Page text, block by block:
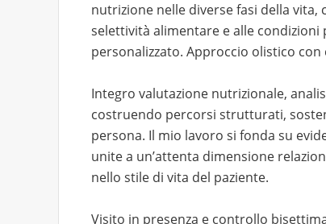
nutrizione nelle diverse fasi della vita,
selettività alimentare e alle
personalizzato. Approccio olistico
Integro valutazione nutrizionale,
costruendo percorsi strutturati,
persona. Il mio lavoro si fonda su
unite a un’attenta dimensione
nello stile di vita del paziente.
Visito in presenza e controllo